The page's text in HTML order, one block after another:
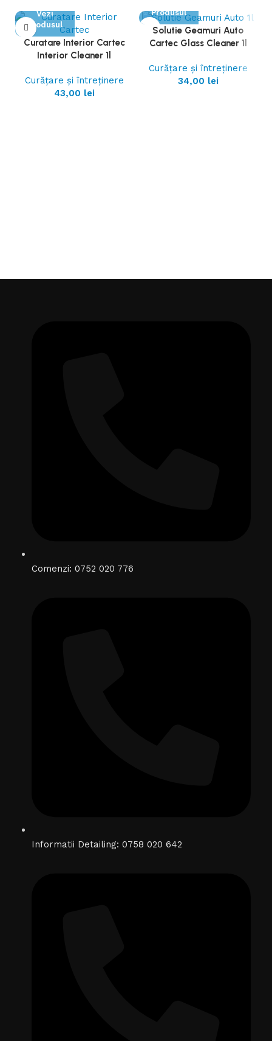
Vezi
Produsul
Curatare Interior Cartec
Interior Cleaner 1l
Curățare și întreținere
43,00 lei
Produsul
Solutie Geamuri Auto
Cartec Glass Cleaner 1l
Curățare și întreținere
34,00 lei
Comenzi: 0752 020 776
Informatii Detailing: 0758 020 642